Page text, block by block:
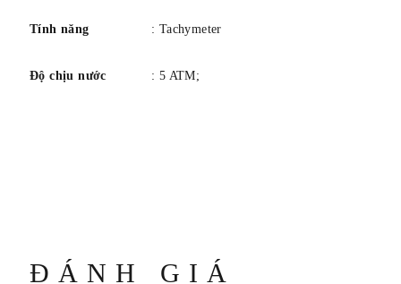
Tính năng : Tachymeter
Độ chịu nước : 5 ATM;
ĐÁNH GIÁ